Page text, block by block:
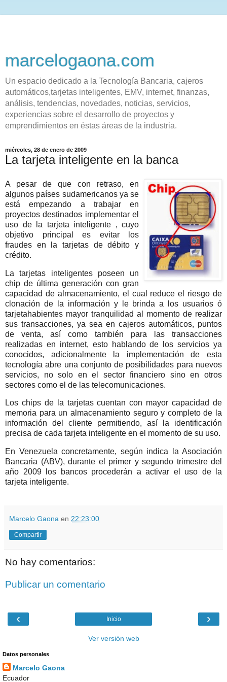
marcelogaona.com
Un espacio dedicado a la Tecnología Bancaria, cajeros
automáticos,tarjetas inteligentes, EMV, internet, finanzas,
análisis, tendencias, novedades, noticias, servicios,
experiencias sobre el desarrollo de proyectos y
emprendimientos en éstas áreas de la industria.
miércoles, 28 de enero de 2009
La tarjeta inteligente en la banca
A pesar de que con retraso, en
algunos países sudamericanos ya se
está empezando a trabajar en
proyectos destinados implementar el
uso de la tarjeta inteligente , cuyo
objetivo principal es evitar los
fraudes en la tarjetas de débito y
crédito.
La tarjetas inteligentes poseen un
chip de última generación con gran
capacidad de almacenamiento, el cual reduce el riesgo de
clonación de la información y le brinda a los usuarios ó
tarjetahabientes mayor tranquilidad al momento de realizar
sus transacciones, ya sea en cajeros automáticos, puntos
de venta, así como también para las transacciones
realizadas en internet, esto hablando de los servicios ya
conocidos, adicionalmente la implementación de esta
tecnología abre una conjunto de posibilidades para nuevos
servicios, no solo en el sector financiero sino en otros
sectores como el de las telecomunicaciones.
Los chips de la tarjetas cuentan con mayor capacidad de
memoria para un almacenamiento seguro y completo de la
información del cliente permitiendo, así la identificación
precisa de cada tarjeta inteligente en el momento de su uso.
En Venezuela concretamente, según indica la Asociación
Bancaria (ABV), durante el primer y segundo trimestre del
año 2009 los bancos procederán a activar el uso de la
tarjeta inteligente.
Marcelo Gaona en 22:23:00
Compartir
No hay comentarios:
Publicar un comentario
‹ ›
Inicio
Ver versión web
Datos personales
Marcelo Gaona
Ecuador